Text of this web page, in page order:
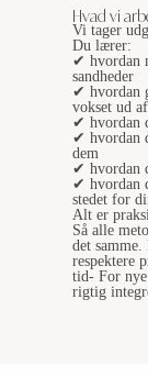
Hvad vi
Vi tager
Du lærer:
✔ hvordan
sandheder
✔ hvordan
vokset ud af
✔ hvordan
✔ hvordan
dem
✔ hvordan
✔ hvordan
stedet for
Alt er
Så alle
det
respektere
tid- For
rigtig